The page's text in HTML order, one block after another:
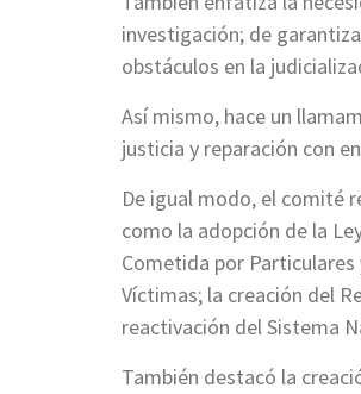
investigación; de
obstáculos en la
Así mismo, hace un
justicia y reparación con
De igual modo, el comité
como la adopción de la
Cometida por Particulares
Víctimas; la creación del
reactivación del Sistema
También destacó la